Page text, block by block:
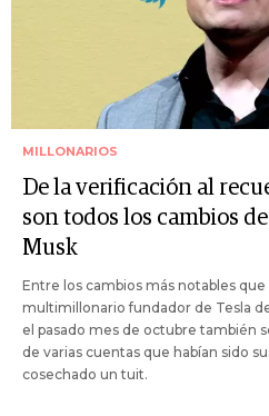
MILLONARIOS
De la verificación al
son todos los cambios
Musk
Entre los cambios más notables que
multimillonario fundador de Tesla
el pasado mes de octubre también
de varias cuentas que habían sido
cosechado un tuit.